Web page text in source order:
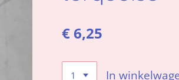
€ 6,25
In